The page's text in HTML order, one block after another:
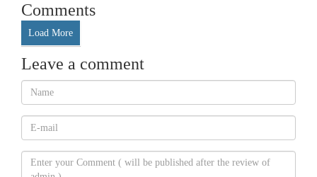
Comments
Load More
Leave a comment